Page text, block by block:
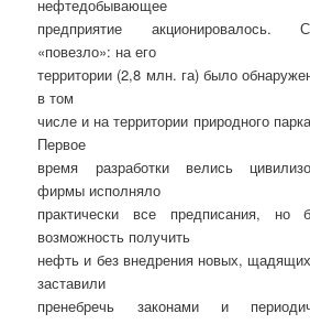
нефтедобывающее
предприятие акционировалось.
«повезло»: на его
территории (2,8 млн. га) было
в том
числе и на территории природного
Первое
время разработки велись
фирмы исполняло
практически все предписания,
возможность получить
нефть и без внедрения новых,
заставили
пренебречь законами и